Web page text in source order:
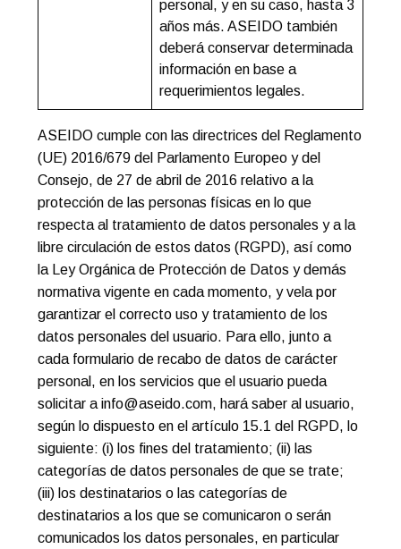
personal, y en su caso, hasta 3
años más. ASEIDO también
deberá conservar determinada
información en base a
requerimientos legales.
ASEIDO cumple con las directrices del Reglamento
(UE) 2016/679 del Parlamento Europeo y del
Consejo, de 27 de abril de 2016 relativo a la
protección de las personas físicas en lo que
respecta al tratamiento de datos personales y a la
libre circulación de estos datos (RGPD), así como
la Ley Orgánica de Protección de Datos y demás
normativa vigente en cada momento, y vela por
garantizar el correcto uso y tratamiento de los
datos personales del usuario. Para ello, junto a
cada formulario de recabo de datos de carácter
personal, en los servicios que el usuario pueda
solicitar a info@aseido.com, hará saber al usuario,
según lo dispuesto en el artículo 15.1 del RGPD, lo
siguiente: (i) los fines del tratamiento; (ii) las
categorías de datos personales de que se trate;
(iii) los destinatarios o las categorías de
destinatarios a los que se comunicaron o serán
comunicados los datos personales, en particular